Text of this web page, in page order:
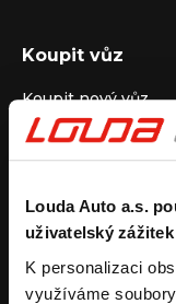
Louda Auto a.s.
uživatelský zážitek
K personalizaci
využíváme
Koupit vůz
Koupit nový vůz
Koupit ojetý vůz
Koupit užitkový vůz
Pronájem
Carsharing
Autopůjčovna
Operativní leasing